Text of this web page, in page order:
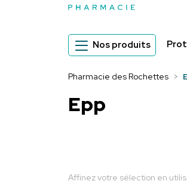
Nos produits
Pharmacie des Rochettes
Epp
Affinez votre sélection en